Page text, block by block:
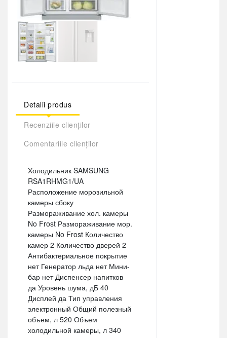
Detalii produs
Recenziile clienților
Comentariile clienților
Холодильник SAMSUNG
RSA1RHMG1/UA
Расположение морозильной
камеры сбоку
Размораживание хол. камеры
No Frost Размораживание мор.
камеры No Frost Количество
камер 2 Количество дверей 2
Антибактериальное покрытие
нет Генератор льда нет Мини-
бар нет Диспенсер напитков
да Уровень шума, дБ 40
Дисплей да Тип управления
электронный Общий полезный
объем, л 520 Объем
холодильной камеры, л 340